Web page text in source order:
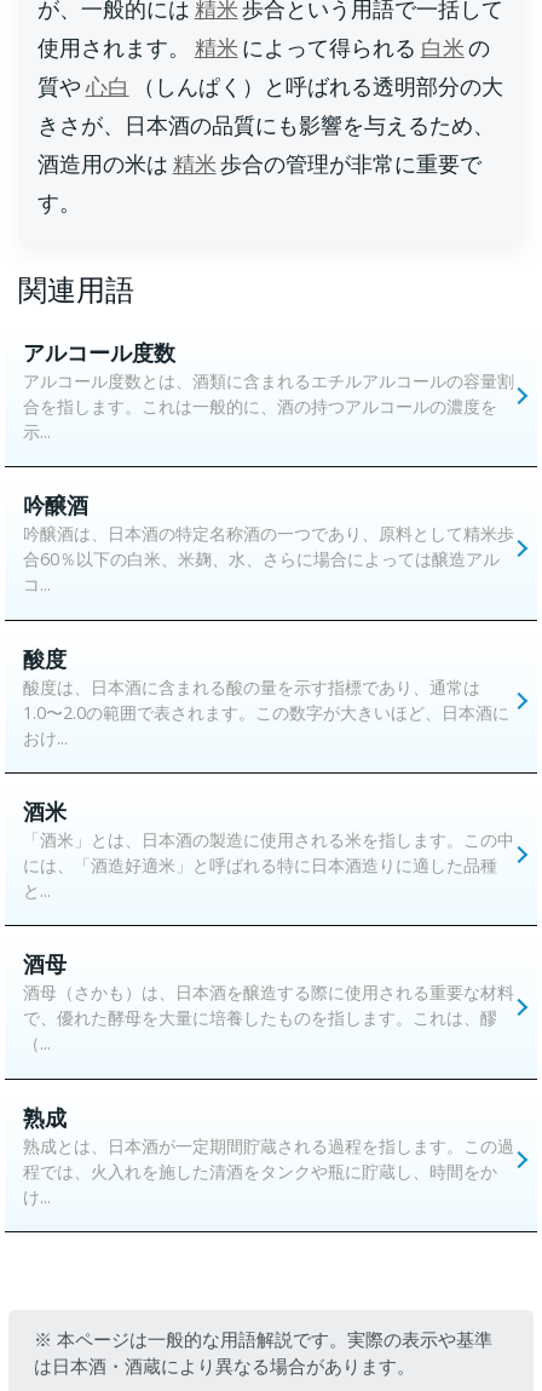
が、一般的には 精米歩合という用語で一括して
使用されます。
精米 によって得られる 白米の
質や 心白
（しんぱく）と呼ばれる透明部分の大
きさが、日本酒の品質にも影響を与えるため、
酒造用の米は 精米歩合の管理が非常に重要で
す。
関連用語
アルコール度数
アルコール度数とは、酒類に含まれるエチルアルコールの容量割
合を指します。これは一般的に、酒の持つアルコールの濃度を
示...
吟醸酒
吟醸酒は、日本酒の特定名称酒の一つであり、原料として精米歩
合60％以下の白米、米麹、水、さらに場合によっては醸造アル
コ...
酸度
酸度は、日本酒に含まれる酸の量を示す指標であり、通常は
1.0〜2.0の範囲で表されます。この数字が大きいほど、日本酒に
おけ...
酒米
「酒米」とは、日本酒の製造に使用される米を指します。この中
には、「酒造好適米」と呼ばれる特に日本酒造りに適した品種
と...
酒母
酒母（さかも）は、日本酒を醸造する際に使用される重要な材料
で、優れた酵母を大量に培養したものを指します。これは、醪
（...
熟成
熟成とは、日本酒が一定期間貯蔵される過程を指します。この過
程では、火入れを施した清酒をタンクや瓶に貯蔵し、時間をか
け...
※ 本ページは一般的な用語解説です。実際の表示や基準
は日本酒・酒蔵により異なる場合があります。